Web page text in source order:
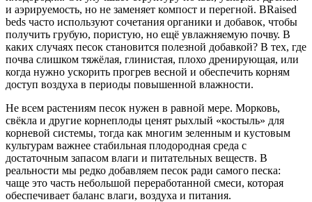
и аэрируемость, но не заменяет компост и перегной. ВRaised
beds часто используют сочетания органики и добавок, чтобы
получить грубую, пористую, но ещё увлажняемую почву. В
каких случаях песок становится полезной добавкой? В тех, где
почва слишком тяжёлая, глинистая, плохо дренирующая, или
когда нужно ускорить прогрев весной и обеспечить корням
доступ воздуха в периоды повышенной влажности.
Не всем растениям песок нужен в равной мере. Морковь,
свёкла и другие корнеплоды ценят рыхлый «костыль» для
корневой системы, тогда как многим зеленным и кустовым
культурам важнее стабильная плодородная среда с
достаточным запасом влаги и питательных веществ. В
реальности мы редко добавляем песок ради самого песка:
чаще это часть небольшой переработанной смеси, которая
обеспечивает баланс влаги, воздуха и питания.